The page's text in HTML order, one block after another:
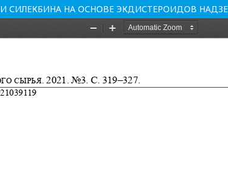
НА ОСНОВЕ ЭКДИСТЕРОИДОВ